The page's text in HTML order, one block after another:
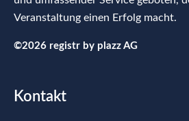
Veranstaltung einen Erfolg macht.
©2026 registr by plazz AG
Kontakt